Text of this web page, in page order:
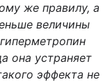
же правилу, а
величины
она устраняет
эффекта не